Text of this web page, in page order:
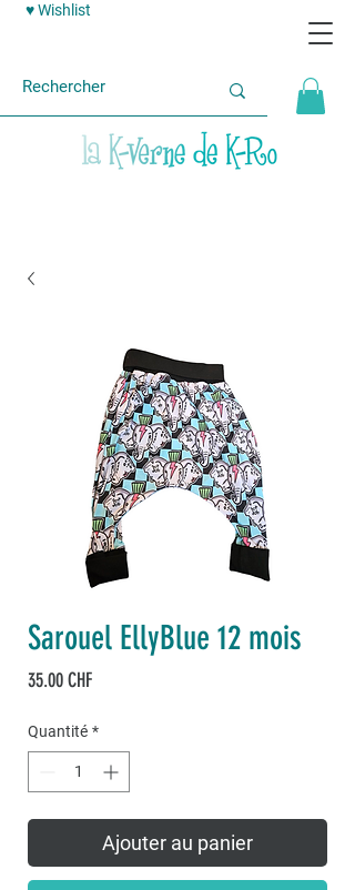
♥ Wishlist
Sarouel EllyBlue 12 mois
35.00 CHFPrix
Quantité *
Ajouter au panier